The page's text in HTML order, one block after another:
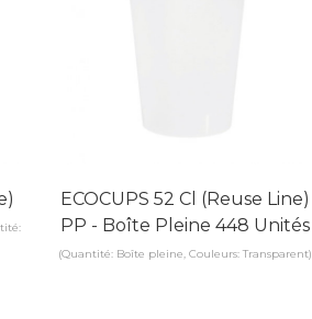
ECOCUPS 52 Cl (Reuse Line)
PP - Boîte Pleine 448 Unités
(Quantité: Boîte pleine, Couleurs: Transparent)